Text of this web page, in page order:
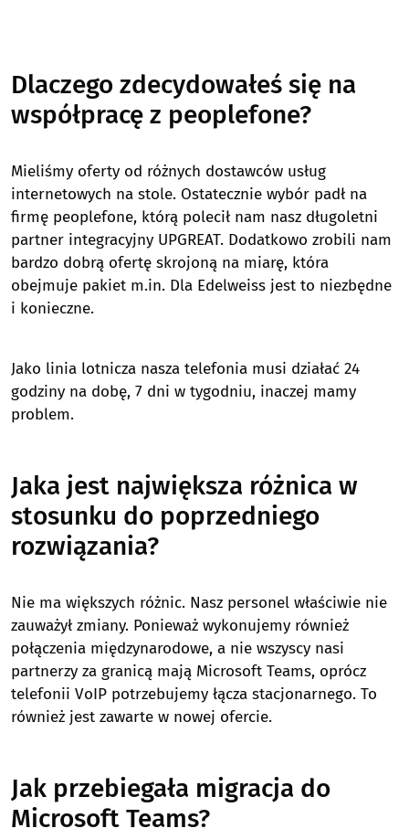
Dlaczego zdecydowałeś się na
współpracę z peoplefone?
Mieliśmy oferty od różnych dostawców usług
internetowych na stole. Ostatecznie wybór padł na
firmę peoplefone, którą polecił nam nasz długoletni
partner integracyjny UPGREAT. Dodatkowo zrobili nam
bardzo dobrą ofertę skrojoną na miarę, która
obejmuje pakiet m.in. Dla Edelweiss jest to niezbędne
i konieczne.
Jako linia lotnicza nasza telefonia musi działać 24
godziny na dobę, 7 dni w tygodniu, inaczej mamy
problem.
Jaka jest największa różnica w
stosunku do poprzedniego
rozwiązania?
Nie ma większych różnic. Nasz personel właściwie nie
zauważył zmiany. Ponieważ wykonujemy również
połączenia międzynarodowe, a nie wszyscy nasi
partnerzy za granicą mają Microsoft Teams, oprócz
telefonii VoIP potrzebujemy łącza stacjonarnego. To
również jest zawarte w nowej ofercie.
Jak przebiegała migracja do
Microsoft Teams?